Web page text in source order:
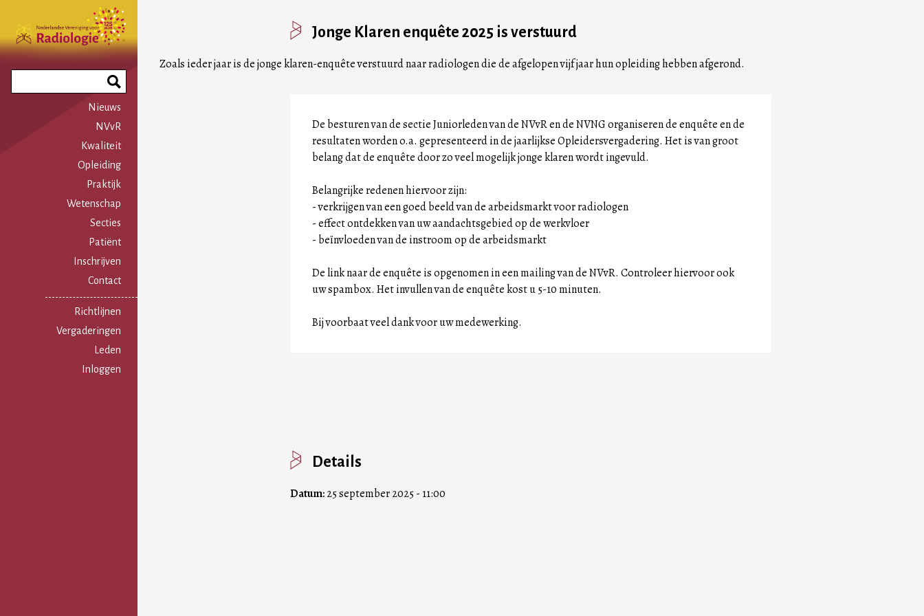
naar
de
inhoud
gaan
Phrase
Nieuws
NVvR
Kwaliteit
Opleiding
Praktijk
Wetenschap
Secties
Patiënt
Inschrijven
Contact
Gebruikersmenu
Richtlijnen
Vergaderingen
Leden
Inloggen
Jonge Klaren enquête 2025 is verstuurd
Zoals ieder jaar is de jonge klaren-enquête verstuurd naar radiologen die de afgelopen vijf jaar hun opleiding hebben afgerond.
De besturen van de sectie Juniorleden van de NVvR en de NVNG organiseren de enquête en de
resultaten worden o.a. gepresenteerd in de jaarlijkse Opleidersvergadering. Het is van groot
belang dat de enquête door zo veel mogelijk jonge klaren wordt ingevuld.
Belangrijke redenen hiervoor zijn:
- verkrijgen van een goed beeld van de arbeidsmarkt voor radiologen
- effect ontdekken van uw aandachtsgebied op de werkvloer
- beïnvloeden van de instroom op de arbeidsmarkt
De link naar de enquête is opgenomen in een mailing van de NVvR. Controleer hiervoor ook
uw spambox. Het invullen van de enquête kost u 5-10 minuten.
Bij voorbaat veel dank voor uw medewerking.
Details
Datum:25 september 2025 - 11:00